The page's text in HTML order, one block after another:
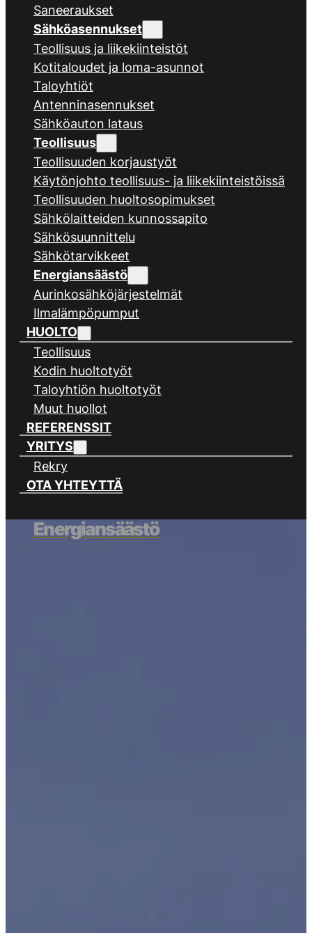
Saneeraukset
Sähköasennukset
Teollisuus ja liikekiinteistöt
Kotitaloudet ja loma-asunnot
Taloyhtiöt
Antenninasennukset
Sähköauton lataus
Teollisuus
Teollisuuden korjaustyöt
Käytönjohto teollisuus- ja liikekiinteistöissä
Teollisuuden huoltosopimukset
Sähkölaitteiden kunnossapito
Sähkösuunnittelu
Sähkötarvikkeet
Energiansäästö
Aurinkosähköjärjestelmät
Ilmalämpöpumput
HUOLTO
Teollisuus
Kodin huoltotyöt
Taloyhtiön huoltotyöt
Muut huollot
REFERENSSIT
YRITYS
Rekry
OTA YHTEYTTÄ
Energiansäästö